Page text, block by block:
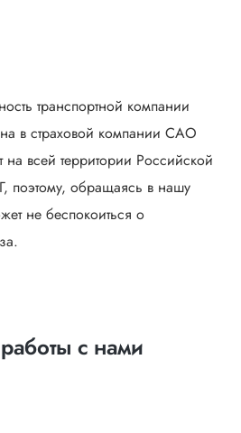
транспортной компании
в страховой компании САО
всей территории Российской
поэтому, обращаясь в нашу
не беспокоиться о
с нами